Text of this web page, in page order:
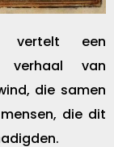
vertelt een
verhaal van
die samen
die dit